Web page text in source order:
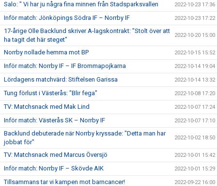
Salo: " Vi har ju några fina minnen från Stadsparksvallen 2022-10-23 17:36
Inför match: Jönköpings Södra IF – Norrby IF 2022-10-23 17:22
17-årige Olle Backlund skriver A-lagskontrakt: "Stolt över att
ha tagit det här steget"
2022-10-20 15:00
Norrby nollade hemma mot BP 2022-10-15 15:52
Inför match: Norrby IF – IF Brommapojkarna 2022-10-14 19:04
Lördagens matchvärd: Stiftelsen Garissa 2022-10-14 13:32
Tung förlust i Västerås: "Blir fega" 2022-10-08 17:20
TV: Matchsnack med Mak Lind 2022-10-07 17:24
Inför match: Västerås SK – Norrby IF 2022-10-07 17:10
Backlund debuterade när Norrby kryssade: "Detta man har
jobbat för"
2022-10-02 18:50
TV: Matchsnack med Marcus Översjö 2022-10-01 15:42
Inför match: Norrby IF – Skövde AIK 2022-10-01 15:29
Tillsammans tar vi kampen mot barncancer! 2022-09-22 16:00